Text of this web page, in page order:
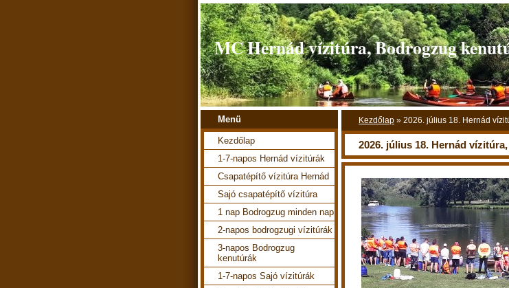
MC Hernád vízitúra, Bodrogzug
Kezdőlap » 2026. július 18. Hernád
2026. július 18. Hernád
Menü
Kezdőlap
1-7-napos Hernád vízitúrák
Csapatépítő vízitúra Hernád
Sajó csapatépítő vízitúra
1 nap Bodrogzug minden nap
2-napos bodrogzugi vízitúrák
3-napos Bodrogzug
kenutúrák
1-7-napos Sajó vízitúrák